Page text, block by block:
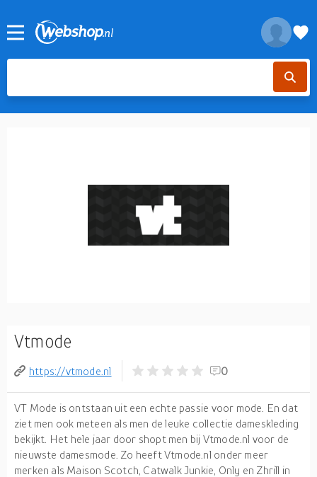
Vtmode
https://vtmode.nl 0
VT Mode is ontstaan uit een echte passie voor mode. En dat
ziet men ook meteen als men de leuke collectie dameskleding
bekijkt. Het hele jaar door shopt men bij Vtmode.nl voor de
nieuwste damesmode. Zo heeft Vtmode.nl onder meer
merken als Maison Scotch, Catwalk Junkie, Only en Zhrill in